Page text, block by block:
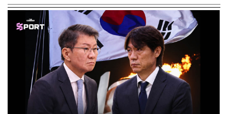
น้ำมันดิบในตลาดโลกมีแนวโน้มยืนเหนือระดับ 100 ดอลลาร์
ต่อบาร์เรล ส่งผลต่อราคาน้ำมันดิบในตลาดโลกเฉลี่ยทั้งปี
2569 อยู่ที่ 75-90 ดอลลาร์ต่อบาร์เรล อย่างไรก็ตาม ในกรณี
เลวร้าย หากราคาน้ำมันดิบในตลาดโลกยืนเหนือระดับ 130
ดอลลาร์ต่อบาร์เรล นานเกิน 3 เดือน จะทำให้เงินเฟ้อทั่วไปน่า
จะหลุดกรอบบนของเป้าหมายเงินเฟ้อที่ 3% ในขณะที่ GDP
ทั้งปี 2569 มีแนวโน้มไม่เติบโต